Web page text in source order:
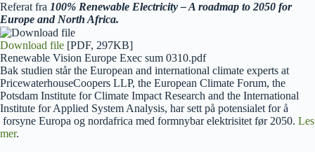
Referat fra 100% Renewable Electricity – A roadmap to 2050 for
Europe and North Africa.
Download file [PDF, 297KB]
Renewable Vision Europe Exec sum 0310.pdf
Bak studien står the European and international climate experts at
PricewaterhouseCoopers LLP, the European Climate Forum, the
Potsdam Institute for Climate Impact Research and the International
Institute for Applied System Analysis, har sett på potensialet for å
forsyne Europa og nordafrica med formnybar elektrisitet før 2050. Les
mer.